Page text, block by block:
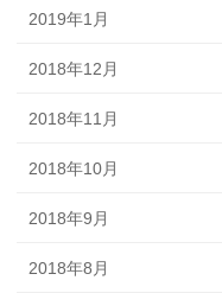
2019年1月
2018年12月
2018年11月
2018年10月
2018年9月
2018年8月